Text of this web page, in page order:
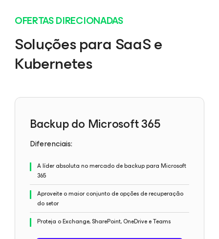
OFERTAS DIRECIONADAS
Soluções para SaaS e
Kubernetes
Backup do Microsoft 365
Diferenciais:
A líder absoluta no mercado de backup para Microsoft
365
Aproveite o maior conjunto de opções de recuperação
do setor
Proteja o Exchange, SharePoint, OneDrive e Teams